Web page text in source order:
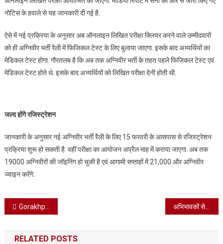
नोटिस के हवाले से यह जानकारी दी गई है.
ऐसे में नई प्रक्रिया के अनुसार अब ऑनलाइन लिखित परीक्षा क्लियर करने वाले उम्मीदवारों
को ही अग्निवीर भर्ती रैली में फिजिकल टेस्ट के लिए बुलाया जाएगा. इसके बाद अभ्यर्थियों का
मेडिकल टेस्ट होगा. गौरतलब है कि अब तक अग्निवीर भर्ती के तहत पहले फिजिकल टेस्ट एवं
मेडिकल टेस्ट होते थे. इसके बाद अभ्यर्थियों को लिखित परीक्षा देनी होती थी.
जल्द होंगे रजिस्ट्रेशन
जानकारी के अनुसार नई अग्निवीर भर्ती रैली के लिए 15 फरवरी के आसपास से रजिस्ट्रेशन
प्रक्रिया शुरू हो सकती है. वहीं परीक्षा का आयोजन अप्रैल माह में कराया जाएगा. अब तक
19000 अग्निवीरों की जॉइनिंग हो चुकी है एवं आगामी सप्ताहों में 21,000 और अग्निवीर
ज्वाइन करेंगे.
Post
navigation
Gorakhpur : ..एक्शन में डीएम, संपूर्ण समाधान दिवस में गायब रहने पर 10 अधिकारियों व 5 की काटी सैलरी . अभिभावकों से सीधा संवाद सेठ.एम.आर जयपुरिया गीडा कैम्पस मेन ब्रांच पर
RELATED POSTS